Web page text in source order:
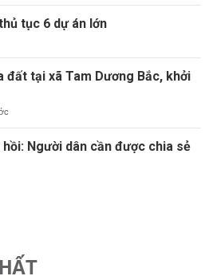
tục 6 dự án lớn
đất tại xã Tam Dương Bắc, khởi
Người dân cần được chia sẻ